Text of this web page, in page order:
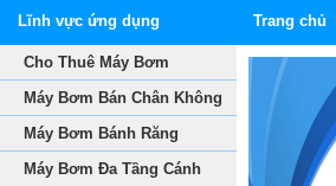
Lĩnh vực ứng dụng Trang chủ
Cho Thuê Máy Bơm
Máy Bơm Bán Chân Không
Máy Bơm Bánh Răng
Máy Bơm Đa Tầng Cánh